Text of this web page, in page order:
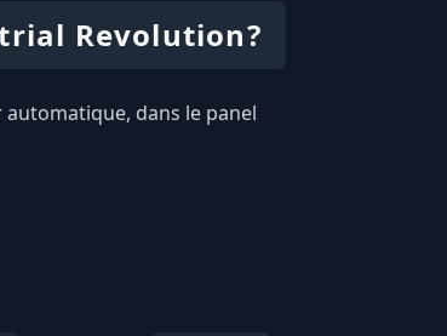
Revolution?
dans le panel